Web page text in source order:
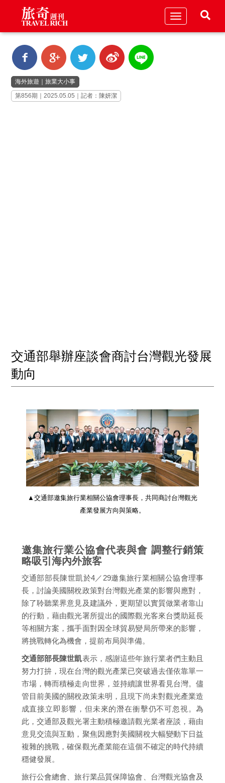
Toggle
海外旅遊 ｜旅業大小事
第856期｜2025.05.05｜記者：陳妍潔
交通部舉辦座談會商討台灣觀光發展
動向
▲交通部邀集旅行業相關公協會理事長，共同商討台灣觀光
產業發展方向與策略。
邀集旅行業公協會代表與會 調整行銷策
略吸引海內外旅客
交通部部長陳世凱於4／29邀集旅行業相關公協會理事
長，討論美國關稅政策對台灣觀光產業的影響與應對，
除了聆聽業界意見及建議外，更期望以實質做業者靠山
的行動，藉由觀光署所提出的國際觀光客來台獎助延長
等相關方案，攜手面對因全球貿易變局所帶來的影響，
將挑戰轉化為機會，提前布局與準備。
交通部部長陳世凱表示，感謝這些年旅行業者們主動且
努力打拚，現在台灣的觀光產業已突破過去僅依靠單一
市場，轉而積極走向世界，並持續讓世界看見台灣。儘
管目前美國的關稅政策未明，且現下尚未對觀光產業造
成直接立即影響，但未來的潛在衝擊仍不可忽視。為
此，交通部及觀光署主動積極邀請觀光業者座談，藉由
意見交流與互動，聚焦因應對美國關稅大幅變動下日益
複雜的挑戰，確保觀光產業能在這個不確定的時代持續
穩健發展。
旅行公會總會、旅行業品質保障協會、台灣觀光協會及